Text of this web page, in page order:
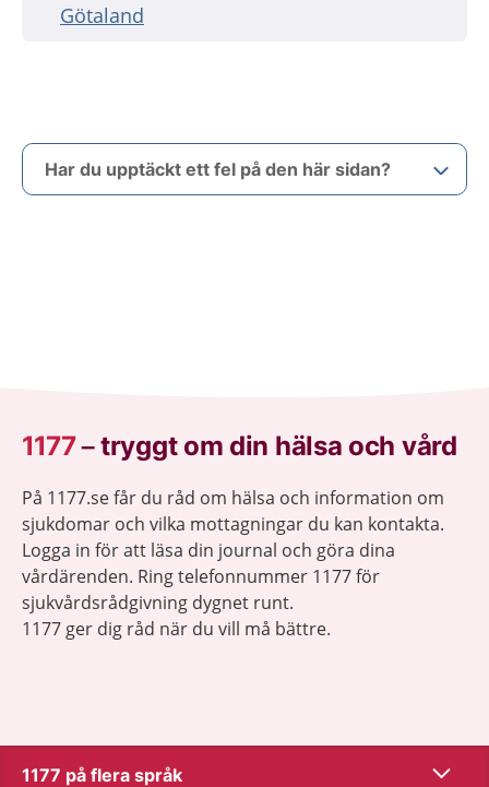
Götaland
Har du upptäckt ett fel på den här sidan?
1177–tryggt om din hälsa och vård
På 1177.se får du råd om hälsa och information om
sjukdomar och vilka mottagningar du kan kontakta.
Logga in för att läsa din journal och göra dina
vårdärenden. Ring telefonnummer 1177 för
sjukvårdsrådgivning dygnet runt.
1177 ger dig råd när du vill må bättre.
1177 på flera språk Visa